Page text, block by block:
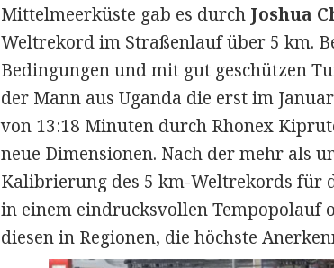
Mittelmeerküste gab es durch Joshua
Weltrekord im Straßenlauf über 5 km.
Bedingungen und mit gut geschützen
der Mann aus Uganda die erst im
von 13:18 Minuten durch Rhonex
neue Dimensionen. Nach der mehr als
Kalibrierung des 5 km-Weltrekords für
in einem eindrucksvollen Tempopolauf
diesen in Regionen, die höchste